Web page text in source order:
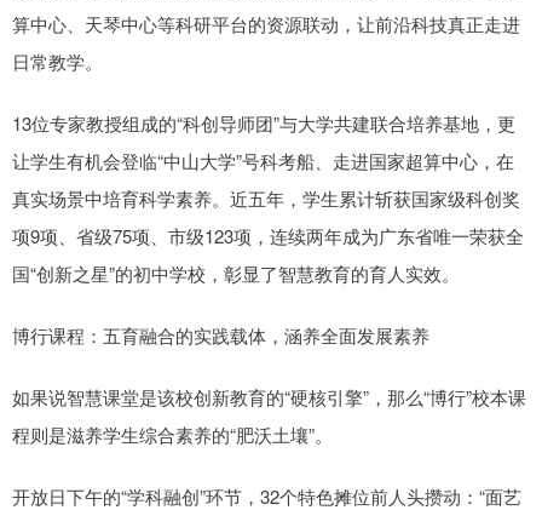
算中心、天琴中心等科研平台的资源联动，让前沿科技真正走进
日常教学。
13位专家教授组成的“科创导师团”与大学共建联合培养基地，更
让学生有机会登临“中山大学”号科考船、走进国家超算中心，在
真实场景中培育科学素养。近五年，学生累计斩获国家级科创奖
项9项、省级75项、市级123项，连续两年成为广东省唯一荣获全
国“创新之星”的初中学校，彰显了智慧教育的育人实效。
博行课程：五育融合的实践载体，涵养全面发展素养
如果说智慧课堂是该校创新教育的“硬核引擎”，那么“博行”校本课
程则是滋养学生综合素养的“肥沃土壤”。
开放日下午的“学科融创”环节，32个特色摊位前人头攒动：“面艺